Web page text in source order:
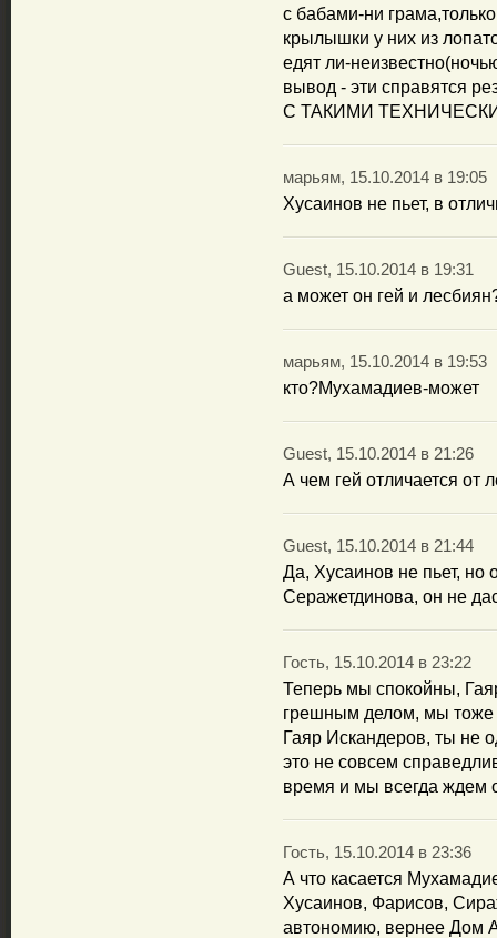
с бабами-ни
крылышки у них из
едят ли-
вывод - эти справятся
С ТАКИМИ
марьям, 15.10.2014 в 19:05
Хусаинов не пьет, в
Guest, 15.10.2014 в 19:31
а может он гей и
марьям, 15.10.2014 в 19:53
кто?Мухамадиев-может
Guest, 15.10.2014 в 21:26
А чем гей отличается от
Guest, 15.10.2014 в 21:44
Да, Хусаинов не пьет, но
Серажетдинова, он не
Гость, 15.10.2014 в 23:22
Теперь мы спокойны,
грешным делом, мы тоже
Гаяр Искандеров, ты не
это не совсем
время и мы всегда ждем
Гость, 15.10.2014 в 23:36
А что касается
Хусаинов, Фарисов,
автономию, вернее Дом